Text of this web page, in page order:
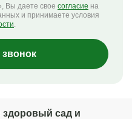
Вы даете свое согласие на
и принимаете условия
.
звонок
здоровый сад и